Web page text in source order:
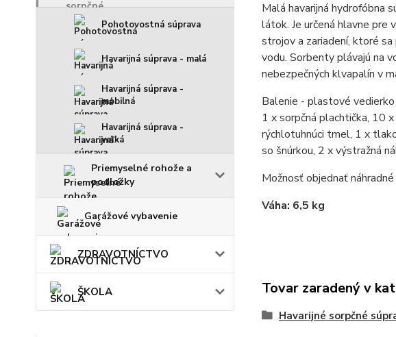
Pohotovostná súprava
Havarijná súprava - malá
Havarijná súprava -
mobilná
Havarijná súprava -
veľká
Priemyselné rohože a
podložky
Garážové vybavenie
ZDRAVOTNÍCTVO
ŠKOLA
Malá havarijná hydrofóbna
látok. Je určená hlavne pre
strojov a zariadení, ktoré
vodu. Sorbenty plávajú na
nebezpečných klvapalín v
Balenie - plastové vedierko
1 x sorpčná plachtička, 10
rýchlotuhnúci tmel, 1 x
so šnúrkou, 2 x výstražná
Možnosť objednať
Váha: 6,5 kg
Tovar zaradený v
Havarijné sorpčné